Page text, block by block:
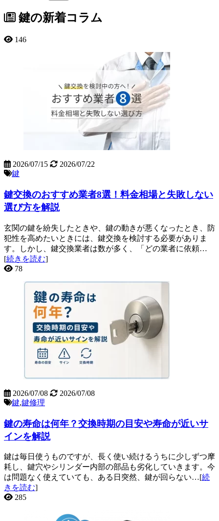
鍵の新着コラム
146
2026/07/15
2026/07/22
鍵
鍵交換のおすすめ業者8選！料金相場と失敗しない
選び方を解説
玄関の鍵を紛失したときや、鍵の動きが悪くなったとき、防
犯性を高めたいときには、鍵交換を検討する必要がありま
す。しかし、鍵交換業者は数が多く、「どの業者に依頼…
[続きを読む]
78
2026/07/08
2026/07/08
鍵,鍵修理
鍵の寿命は何年？交換時期の目安や寿命が近いサ
インを解説
鍵は毎日使うものですが、長く使い続けるうちに少しずつ摩
耗し、鍵穴やシリンダー内部の部品も劣化していきます。今
は問題なく使えていても、ある日突然、鍵が回らない…[続
きを読む]
285